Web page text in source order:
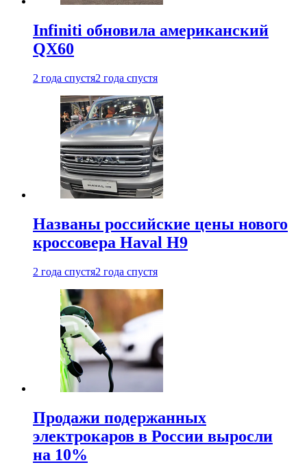
Infiniti обновила американский
QX60
2 года спустя2 года спустя
Названы российские цены нового
кроссовера Haval H9
2 года спустя2 года спустя
Продажи подержанных
электрокаров в России выросли
на 10%